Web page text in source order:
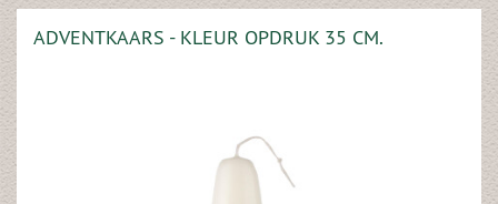
ADVENTKAARS - KLEUR OPDRUK 35 CM.